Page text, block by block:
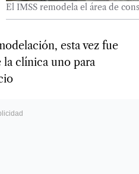
El IMSS remodela el área de
esta vez fue
la clínica uno para